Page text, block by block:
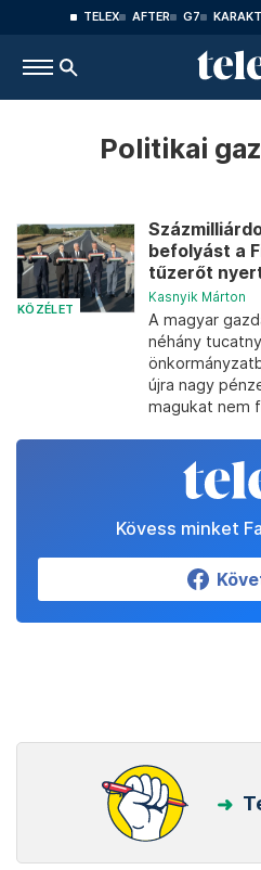
TELEX AFTER G7
Politikai
KÖZÉLET
befolyást a
tűzerőt
Kasnyik Márton
A magyar
néhány
újra nagy
magukat nem
Kövess minket